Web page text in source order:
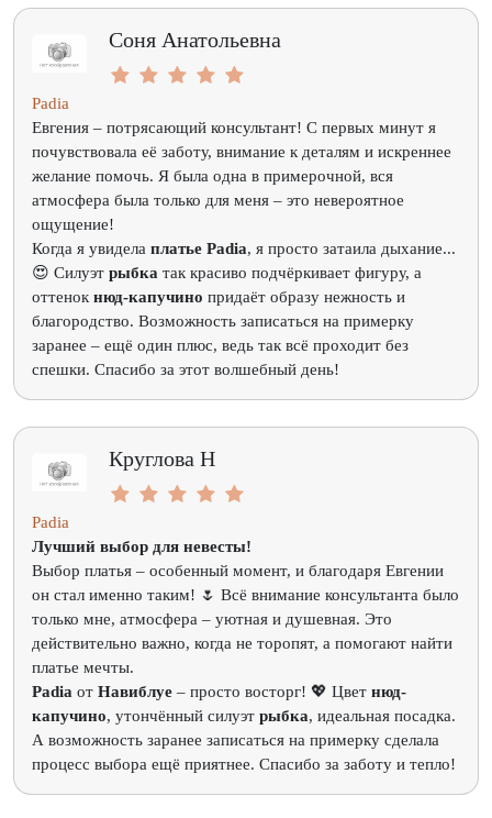
Соня Анатольевна
Padia
Евгения – потрясающий консультант! С первых минут я
почувствовала её заботу, внимание к деталям и искреннее
желание помочь. Я была одна в примерочной, вся
атмосфера была только для меня – это невероятное
ощущение!
Когда я увидела платье Padia, я просто затаила дыхание...
😍 Силуэт рыбка так красиво подчёркивает фигуру, а
оттенок нюд-капучино придаёт образу нежность и
благородство. Возможность записаться на примерку
заранее – ещё один плюс, ведь так всё проходит без
спешки. Спасибо за этот волшебный день!
Круглова Н
Padia
Лучший выбор для невесты!
Выбор платья – особенный момент, и благодаря Евгении
он стал именно таким! 🌷 Всё внимание консультанта было
только мне, атмосфера – уютная и душевная. Это
действительно важно, когда не торопят, а помогают найти
платье мечты.
Padia от Навиблуе – просто восторг! 💖 Цвет нюд-
капучино, утончённый силуэт рыбка, идеальная посадка.
А возможность заранее записаться на примерку сделала
процесс выбора ещё приятнее. Спасибо за заботу и тепло!